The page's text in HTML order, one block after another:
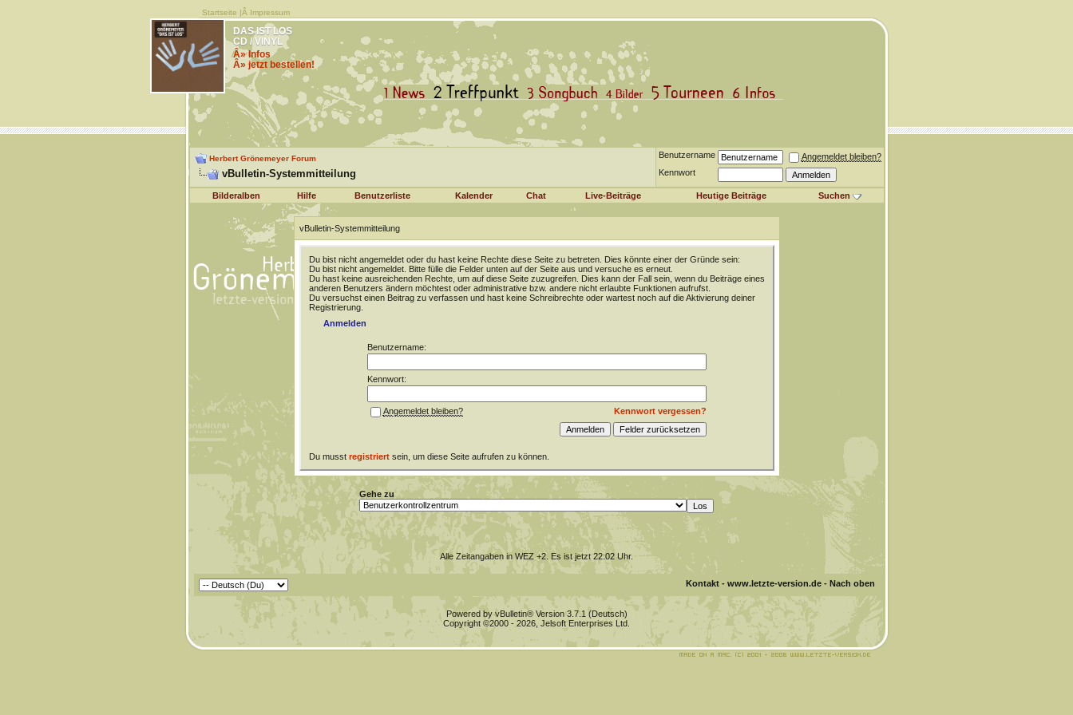
Startseite |Â Impressum
DAS IST LOS
CD / VINYL
Â» Infos
Â» jetzt bestellen!
Herbert Grönemeyer Forum
vBulletin-Systemmitteilung
Benutzername
Angemeldet bleiben?
Kennwort
Bilderalben Hilfe Benutzerliste Kalender Chat Live-Beiträge Heutige Beiträge Suchen
vBulletin-Systemmitteilung
Du bist nicht angemeldet oder du hast keine Rechte diese Seite zu betreten. Dies könnte einer der Gründe sein:
Du bist nicht angemeldet. Bitte fülle die Felder unten auf der Seite aus und versuche es erneut.
Du hast keine ausreichenden Rechte, um auf diese Seite zuzugreifen. Dies kann der Fall sein, wenn du Beiträge eines
anderen Benutzers ändern möchtest oder administrative bzw. andere nicht erlaubte Funktionen aufrufst.
Du versuchst einen Beitrag zu verfassen und hast keine Schreibrechte oder wartest noch auf die Aktivierung deiner
Registrierung.
Anmelden
Benutzername:
Kennwort:
Kennwort vergessen?
Angemeldet bleiben?
Du musst registriertsein, um diese Seite aufrufen zu können.
Gehe zu
Alle Zeitangaben in WEZ +2. Es ist jetzt22:02Uhr.
Kontakt- www.letzte-version.de- Nach oben
Powered by vBulletin® Version 3.7.1 (Deutsch)
Copyright ©2000 - 2026, Jelsoft Enterprises Ltd.